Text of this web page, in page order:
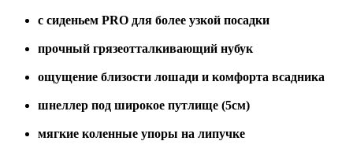
с сиденьем PRO для более узкой посадки
прочный грязеотталкивающий нубук
ощущение близости лошади и комфорта всадника
шнеллер под широкое путлище (5см)
мягкие коленные упоры на липучке